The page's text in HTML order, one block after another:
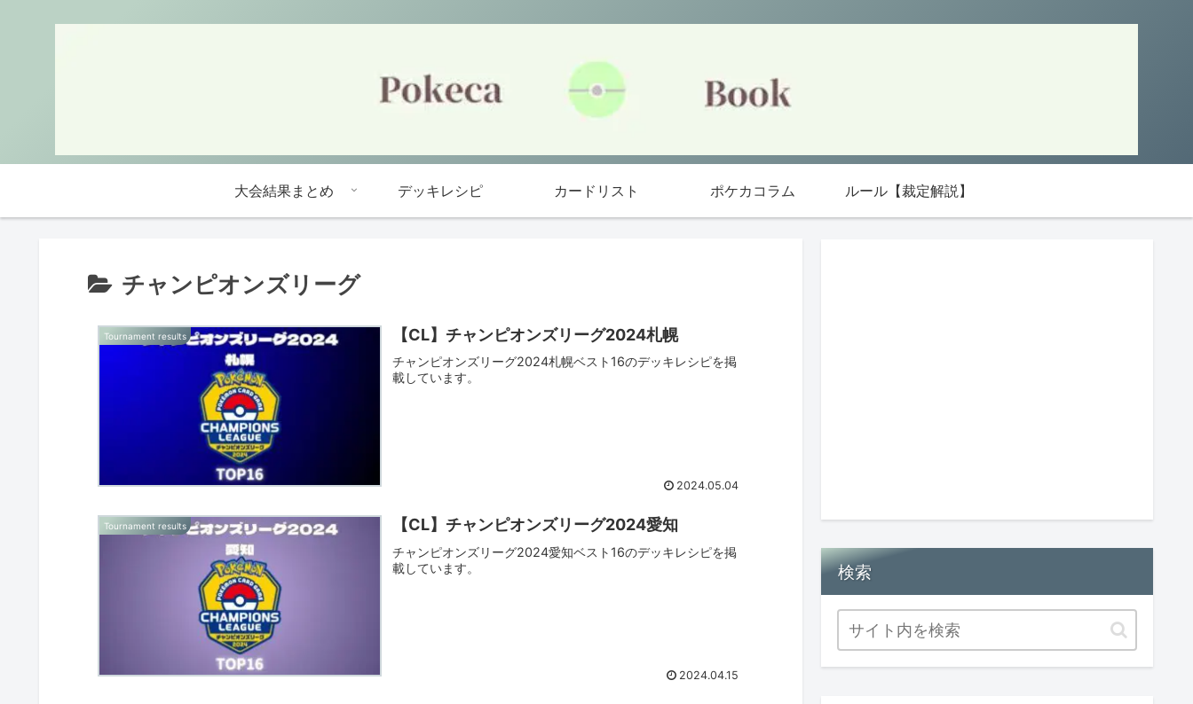
大会結果まとめ デッキレシピ カードリスト ポケカコラム ルール【裁定解説】
チャンピオンズリーグ
Tournament results 【CL】チャンピオンズリーグ2024札幌
チャンピオンズリーグ2024札幌ベスト16のデッキレシピを掲
載しています。
2024.05.04
Tournament results 【CL】チャンピオンズリーグ2024愛知
チャンピオンズリーグ2024愛知ベスト16のデッキレシピを掲
載しています。
2024.04.15
検索